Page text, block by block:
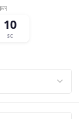
10
SC